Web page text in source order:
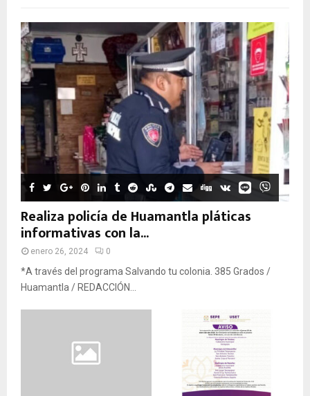
Realiza policía de Huamantla pláticas
informativas con la...
enero 26, 2024 0
*A través del programa Salvando tu colonia. 385 Grados /
Huamantla / REDACCIÓN...